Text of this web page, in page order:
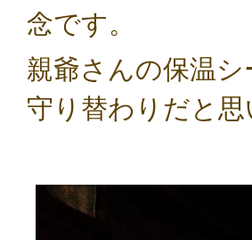
念です。
親爺さんの保温
守り替わりだと思